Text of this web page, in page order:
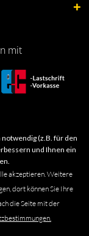
mit
06.2026
als solche kenntlich
nicht, dass es
(z.B. für den
und Ihnen ein
akzeptieren. Weitere
dort können Sie Ihre
die Seite mit der